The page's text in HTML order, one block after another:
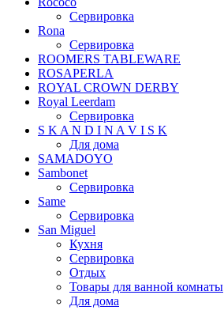
Сервировка
Rona
Сервировка
ROOMERS TABLEWARE
ROSAPERLA
ROYAL CROWN DERBY
Royal Leerdam
Сервировка
S K A N D I N A V I S K
Для дома
SAMADOYO
Sambonet
Сервировка
Same
Сервировка
San Miguel
Кухня
Сервировка
Отдых
Товары для ванной комнаты
Для дома